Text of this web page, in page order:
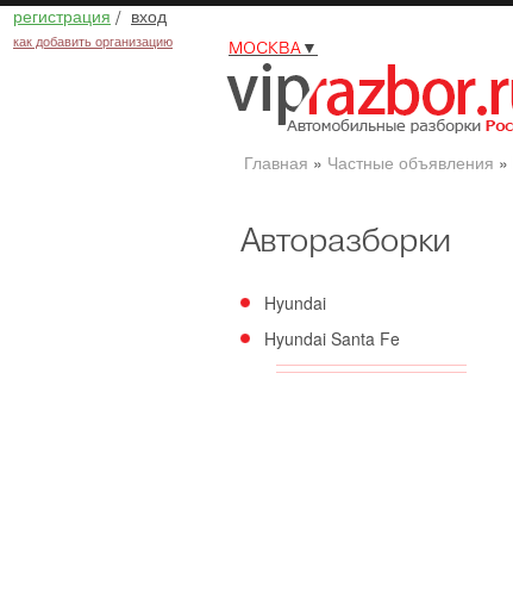
регистрация / вход
как добавить организацию МОСКВА▼
Главная » Частные объявления »
Авторазборки
Hyundai
Hyundai Santa Fe